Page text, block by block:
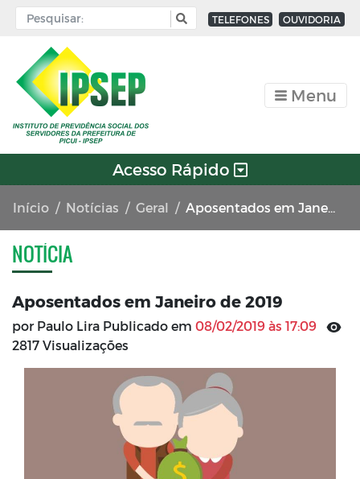
TELEFONES OUVIDORIA
Menu
Acesso Rápido
Início Notícias Geral Aposentados em Janeiro de 2019
NOTÍCIA
Aposentados em Janeiro de 2019
por Paulo Lira Publicado em 08/02/2019 às 17:09
2817 Visualizações